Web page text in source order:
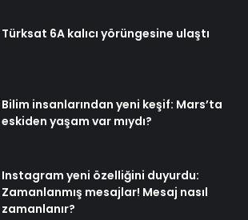
Türksat 6A kalıcı yörüngesine ulaştı
Bilim insanlarından yeni keşif: Mars’ta
eskiden yaşam var mıydı?
Instagram yeni özelliğini duyurdu:
Zamanlanmış mesajlar! Mesaj nasıl
zamanlanır?